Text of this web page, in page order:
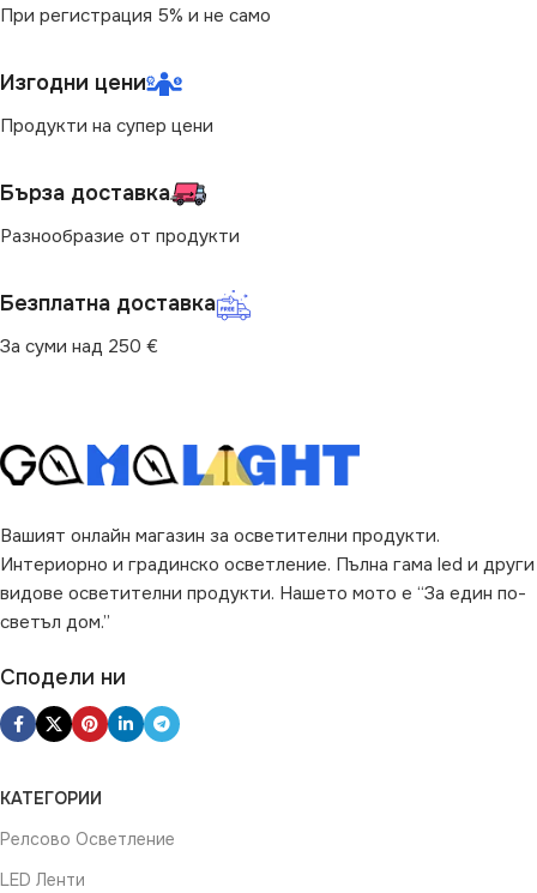
При регистрация 5% и не само
Изгодни цени
Продукти на супер цени
Бърза доставка
Разнообразие от продукти
Безплатна доставка
За суми над 250 €
Вашият онлайн магазин за осветителни продукти.
Интериорно и градинско осветление. Пълна гама led и други
видове осветителни продукти. Нашето мото е “За един по-
светъл дом.”
Сподели ни
КАТЕГОРИИ
Релсово Осветление
LED Ленти